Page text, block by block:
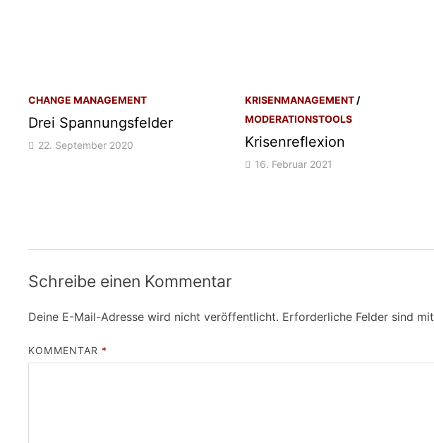
CHANGE MANAGEMENT
Drei Spannungsfelder
22. September 2020
KRISENMANAGEMENT/
MODERATIONSTOOLS
Krisenreflexion
16. Februar 2021
Schreibe einen Kommentar
Deine E-Mail-Adresse wird nicht veröffentlicht. Erforderliche Felder sind mit
KOMMENTAR *